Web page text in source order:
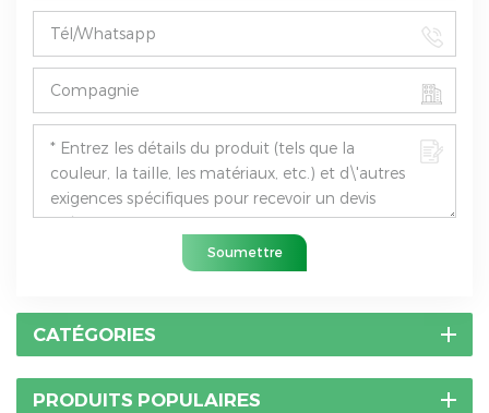
Soumettre
CATÉGORIES
PRODUITS POPULAIRES